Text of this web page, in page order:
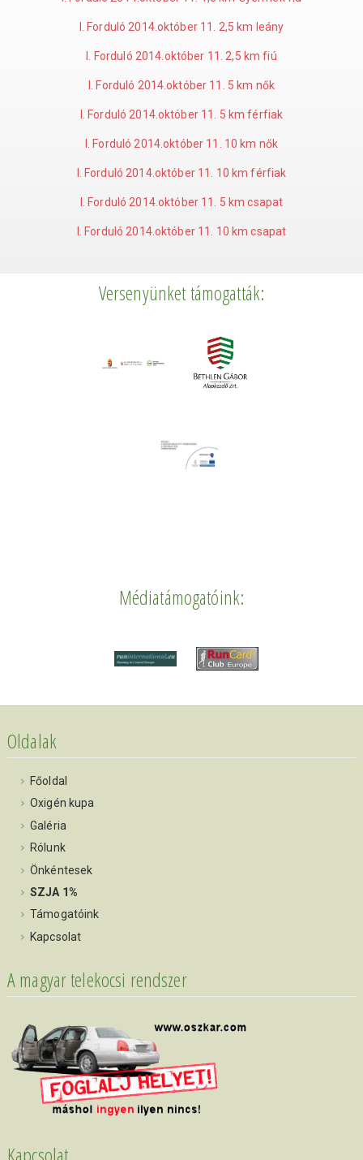
I. Forduló 2014.október 11. 2,5 km leány
I. Forduló 2014.október 11. 2,5 km fiú
I. Forduló 2014.október 11. 5 km nők
I. Forduló 2014.október 11. 5 km férfiak
I. Forduló 2014.október 11. 10 km nők
I. Forduló 2014.október 11. 10 km férfiak
I. Forduló 2014.október 11. 5 km csapat
I. Forduló 2014.október 11. 10 km csapat
Versenyünket támogatták:
Médiatámogatóink:
Oldalak
Főoldal
Oxigén kupa
Galéria
Rólunk
Önkéntesek
SZJA 1%
Támogatóink
Kapcsolat
A magyar telekocsi rendszer
Kapcsolat